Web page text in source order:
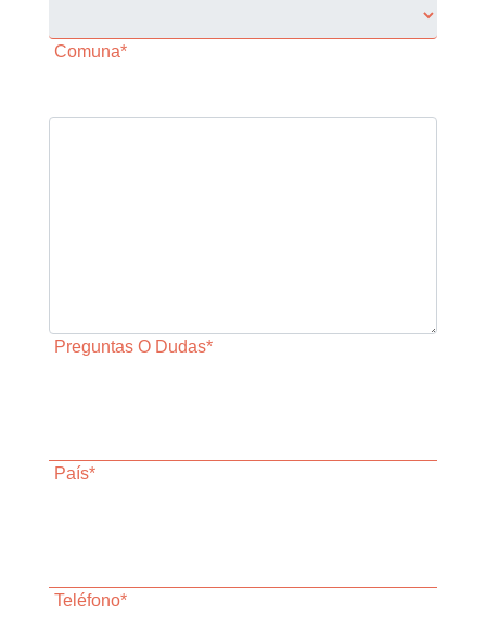
Comuna*
Preguntas O Dudas*
País*
Teléfono*